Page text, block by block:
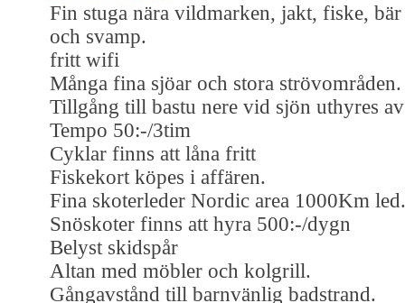
Fin stuga nära vildmarken, jakt, fiske, bär
och svamp.
fritt wifi
Många fina sjöar och stora strövområden.
Tillgång till bastu nere vid sjön uthyres av
Tempo 50:-/3tim
Cyklar finns att låna fritt
Fiskekort köpes i affären.
Fina skoterleder Nordic area 1000Km led.
Snöskoter finns att hyra 500:-/dygn
Belyst skidspår
Altan med möbler och kolgrill.
Gångavstånd till barnvänlig badstrand.